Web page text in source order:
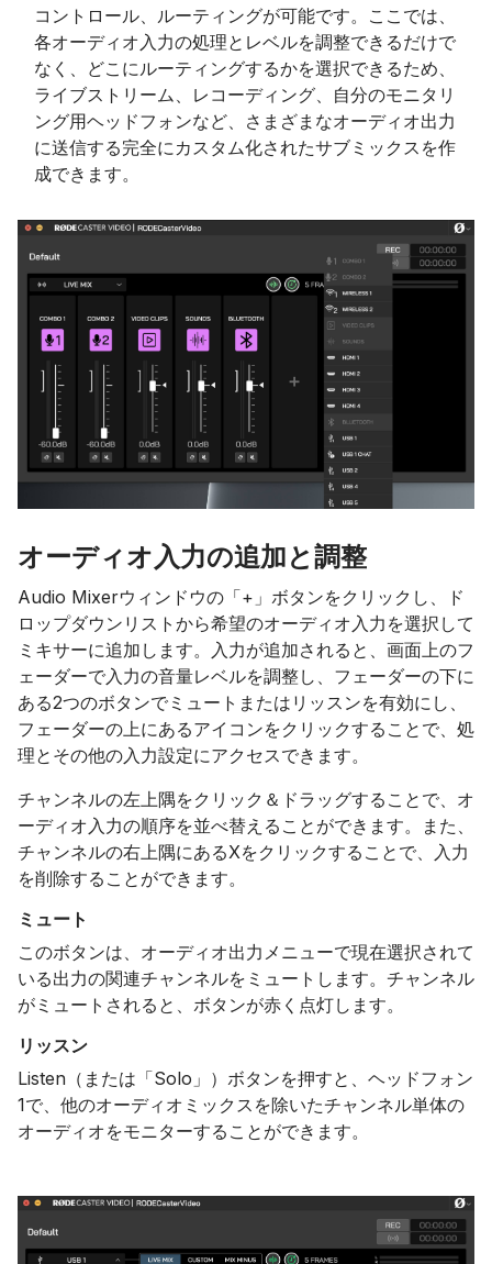
コントロール、ルーティングが可能です。ここでは、
各オーディオ入力の処理とレベルを調整できるだけで
なく、どこにルーティングするかを選択できるため、
ライブストリーム、レコーディング、自分のモニタリ
ング用ヘッドフォンなど、さまざまなオーディオ出力
に送信する完全にカスタム化されたサブミックスを作
成できます。
オーディオ入力の追加と調整
Audio Mixerウィンドウの「+」ボタンをクリックし、ド
ロップダウンリストから希望のオーディオ入力を選択して
ミキサーに追加します。入力が追加されると、画面上のフ
ェーダーで入力の音量レベルを調整し、フェーダーの下に
ある2つのボタンでミュートまたはリッスンを有効にし、
フェーダーの上にあるアイコンをクリックすることで、処
理とその他の入力設定にアクセスできます。
チャンネルの左上隅をクリック＆ドラッグすることで、オ
ーディオ入力の順序を並べ替えることができます。また、
チャンネルの右上隅にあるXをクリックすることで、入力
を削除することができます。
ミュート
このボタンは、オーディオ出力メニューで現在選択されて
いる出力の関連チャンネルをミュートします。チャンネル
がミュートされると、ボタンが赤く点灯します。
リッスン
Listen（または「Solo」）ボタンを押すと、ヘッドフォン
1で、他のオーディオミックスを除いたチャンネル単体の
オーディオをモニターすることができます。